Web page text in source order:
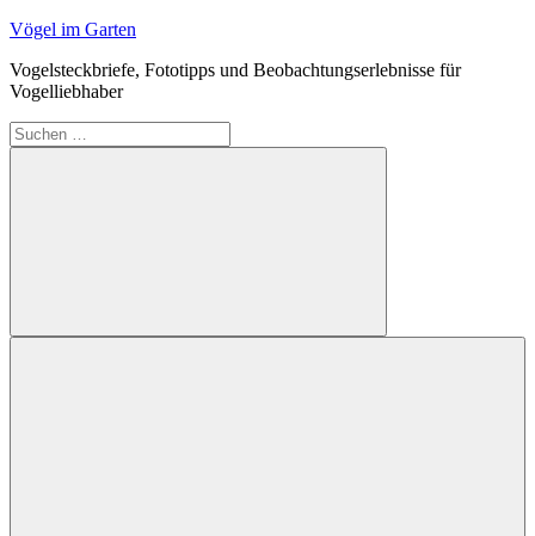
Zum
springen
Vögel im Garten
Vogelsteckbriefe, Fototipps und Beobachtungserlebnisse für
Vogelliebhaber
Suchen
nach:
Suchen